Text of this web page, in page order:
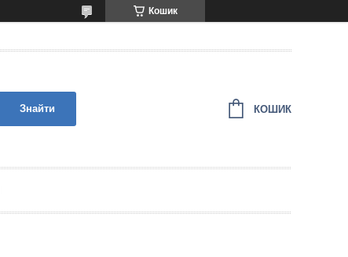
Кошик
Знайти КОШИК